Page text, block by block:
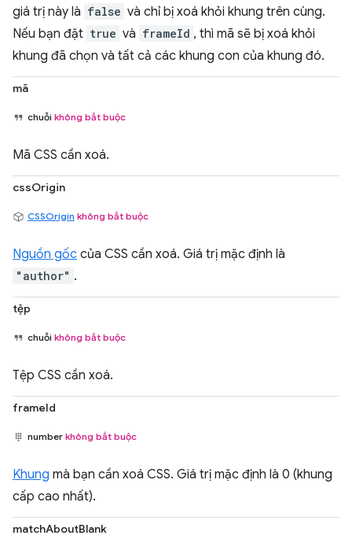
giá trị này là false và chỉ bị xoá khỏi khung trên cùng.
Nếu bạn đặt true và frameId , thì mã sẽ bị xoá khỏi
khung đã chọn và tất cả các khung con của khung đó.
mã
chuỗi không bắt buộc
Mã CSS cần xoá.
cssOrigin
CSSOrigin không bắt buộc
Nguồn gốc của CSS cần xoá. Giá trị mặc định là
"author" .
tệp
chuỗi không bắt buộc
Tệp CSS cần xoá.
frameId
number không bắt buộc
Khung mà bạn cần xoá CSS. Giá trị mặc định là 0 (khung
cấp cao nhất).
matchAboutBlank